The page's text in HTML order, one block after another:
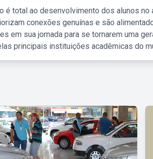
é total ao desenvolvimento dos alunos
conexões genuínas e são
em sua jornada para se tornarem uma
principais instituições acadêmicas do